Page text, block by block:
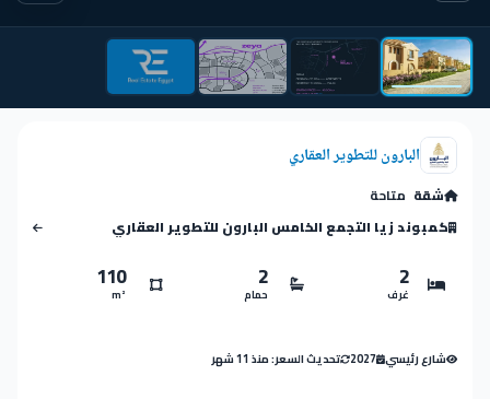
البارون للتطوير العقاري
شقة متاحة
كمبوند زيا التجمع الخامس البارون للتطوير العقاري
2
غرف
2
حمام
110
m²
شارع رئيسي 2027 تحديث السعر: منذ 11 شهر